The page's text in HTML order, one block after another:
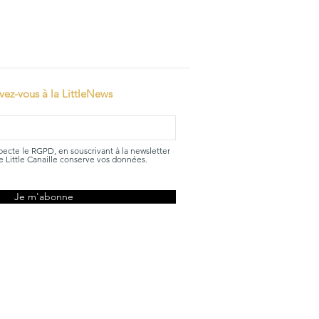
vous à la LittleNews
le RGPD, en souscrivant à la newsletter
Little Canaille conserve vos données.
Je m'abonne